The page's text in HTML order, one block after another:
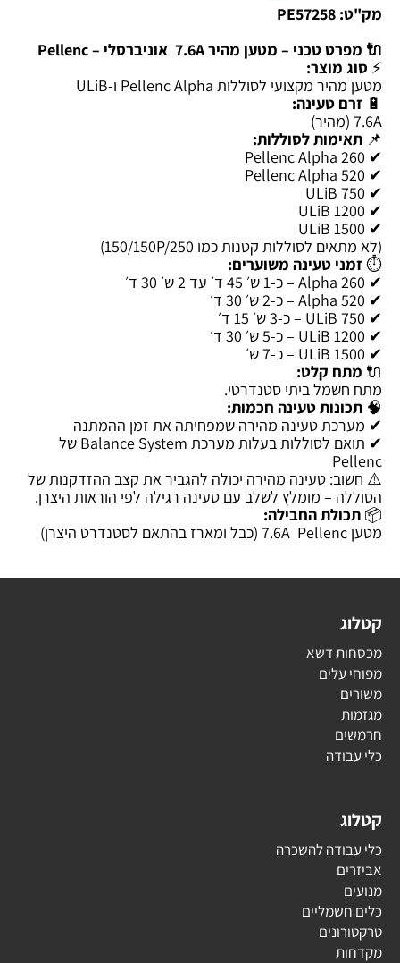
מק"ט: PE57258
🔌 מפרט טכני – מטען מהיר 7.6A אוניברסלי – Pellenc
⚡ סוג מוצר:
מטען מהיר מקצועי לסוללות Pellenc Alpha ו-ULiB
🔋 זרם טעינה:
7.6A (מהיר)
📌 תאימות לסוללות:
✔ Pellenc Alpha 260
✔ Pellenc Alpha 520
✔ ULiB 750
✔ ULiB 1200
✔ ULiB 1500
(לא מתאים לסוללות קטנות כמו 150/150P/250)
⏱️ זמני טעינה משוערים:
✔ Alpha 260 – כ-1 ש׳ 45 ד׳ עד 2 ש׳ 30 ד׳
✔ Alpha 520 – כ-2 ש׳ 30 ד׳
✔ ULiB 750 – כ-3 ש׳ 15 ד׳
✔ ULiB 1200 – כ-5 ש׳ 30 ד׳
✔ ULiB 1500 – כ-7 ש׳
🔌 מתח קלט:
מתח חשמל ביתי סטנדרטי.
🧠 תכונות טעינה חכמות:
✔ מערכת טעינה מהירה שמפחיתה את זמן ההמתנה
✔ תואם לסוללות בעלות מערכת Balance System של
Pellenc
⚠️ חשוב: טעינה מהירה יכולה להגביר את קצב ההזדקנות של
הסוללה – מומלץ לשלב עם טעינה רגילה לפי הוראות היצרן.
📦 תכולת החבילה:
מטען 7.6A Pellenc (כבל ומארז בהתאם לסטנדרט היצרן)
קטלוג
מכסחות דשא
מפוחי עלים
משורים
מגזמות
חרמשים
כלי עבודה
קטלוג
כלי עבודה להשכרה
אביזרים
מנועים
כלים חשמליים
טרקטורונים
מקדחות